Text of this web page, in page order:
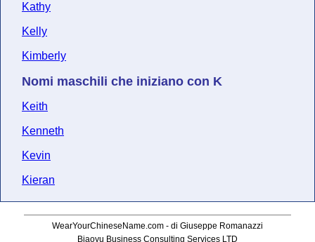
Kathy
Kelly
Kimberly
Nomi maschili che iniziano con K
Keith
Kenneth
Kevin
Kieran
WearYourChineseName.com - di Giuseppe Romanazzi
Biaoyu Business Consulting Services LTD